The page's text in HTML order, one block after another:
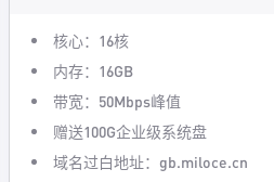
核心：16核
内存：16GB
带宽：50Mbps峰值
赠送100G企业级系统盘
域名过白地址：gb.miloce.cn